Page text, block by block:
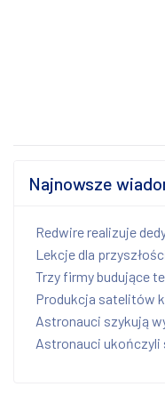
Najnowsze
Redwire realizuje
Lekcje dla
Trzy firmy budujące
Produkcja satelitów
Astronauci szykują
Astronauci ukończyli